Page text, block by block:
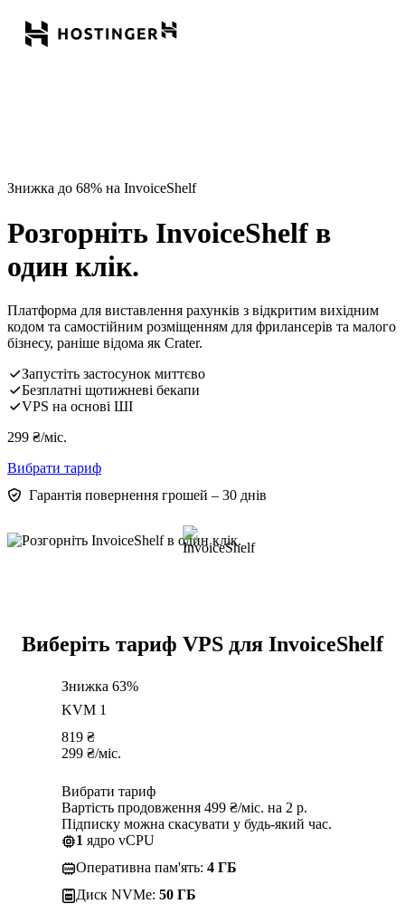
Знижка до 68% на InvoiceShelf
Розгорніть InvoiceShelf в
один клік.
Платформа для виставлення рахунків з відкритим вихідним
кодом та самостійним розміщенням для фрилансерів та малого
бізнесу, раніше відома як Crater.
Запустіть застосунок миттєво
Безплатні щотижневі бекапи
VPS на основі ШІ
299 ₴/міс.
Вибрати тариф
Гарантія повернення грошей – 30 днів
Виберіть тариф VPS для InvoiceShelf
Знижка 63%
KVM 1
819 ₴
299 ₴/міс.
Вибрати тариф
Вартість продовження 499 ₴/міс. на 2 р.
Підписку можна скасувати у будь-який час.
1 ядро vCPU
Оперативна пам'ять: 4 ГБ
Диск NVMe: 50 ГБ